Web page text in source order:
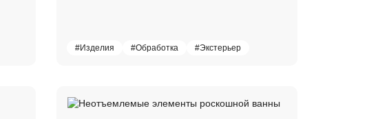
#Изделия #Обработка #Экстерьер